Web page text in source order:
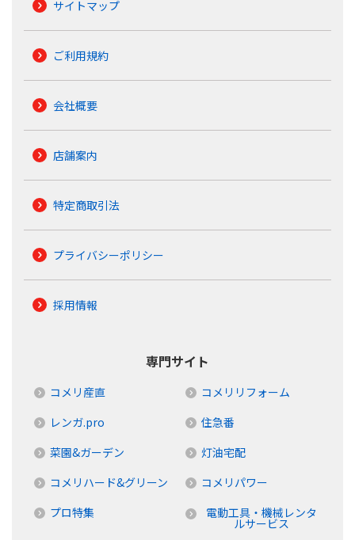
サイトマップ
ご利用規約
会社概要
店舗案内
特定商取引法
プライバシーポリシー
採用情報
専門サイト
コメリ産直
コメリリフォーム
レンガ.pro
住急番
菜園&ガーデン
灯油宅配
コメリハード&グリーン
コメリパワー
プロ特集
電動工具・機械レンタ
ルサービス